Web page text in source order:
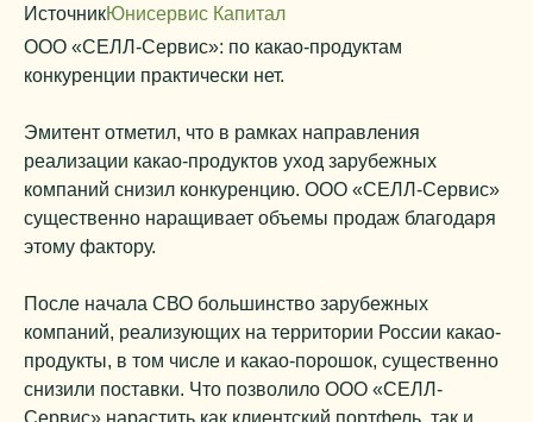
ИсточникЮнисервис Капитал
ООО «СЕЛЛ-Сервис»: по какао-продуктам
конкуренции практически нет.
Эмитент отметил, что в рамках направления
реализации какао-продуктов уход зарубежных
компаний снизил конкуренцию. ООО «СЕЛЛ-Сервис»
существенно наращивает объемы продаж благодаря
этому фактору.
После начала СВО большинство зарубежных
компаний, реализующих на территории России какао-
продукты, в том числе и какао-порошок, существенно
снизили поставки. Что позволило ООО «СЕЛЛ-
Сервис» нарастить как клиентский портфель, так и